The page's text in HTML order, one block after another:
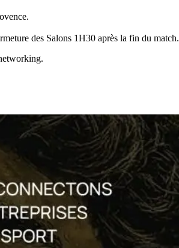
des Salons 1H30 après la fin du match.